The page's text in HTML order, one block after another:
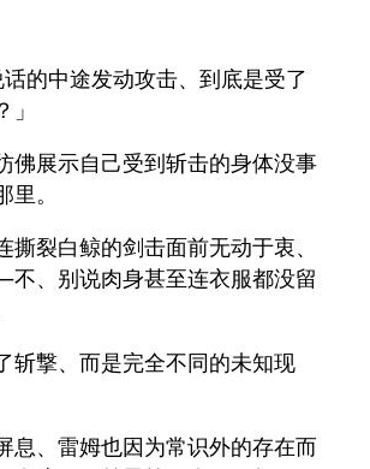
的中途发动攻击、到底是受了
佛展示自己受到斩击的身体没事
。
撕裂白鲸的剑击面前无动于衷、
、别说肉身甚至连衣服都没留
斩撃、而是完全不同的未知现
息、雷姆也因为常识外的存在而